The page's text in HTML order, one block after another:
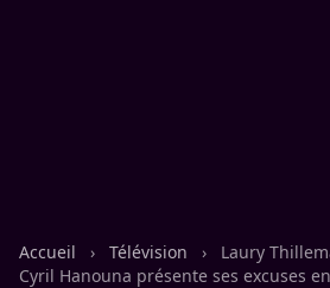
Accueil › Télévision ›
Laury
Cyril Hanouna présente ses excuses